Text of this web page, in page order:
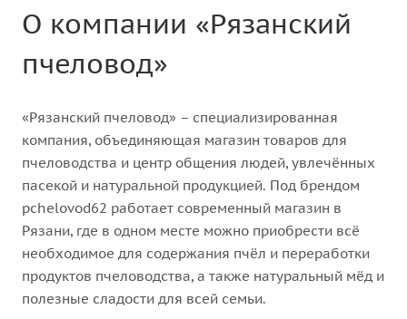
О компании «Рязанский
пчеловод»
«Рязанский пчеловод» – специализированная
компания, объединяющая магазин товаров для
пчеловодства и центр общения людей, увлечённых
пасекой и натуральной продукцией. Под брендом
pchelovod62 работает современный магазин в
Рязани, где в одном месте можно приобрести всё
необходимое для содержания пчёл и переработки
продуктов пчеловодства, а также натуральный мёд и
полезные сладости для всей семьи.